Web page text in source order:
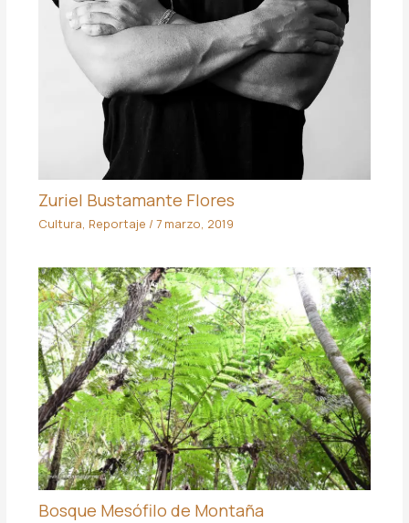
Zuriel Bustamante Flores
Cultura, Reportaje / 7 marzo, 2019
Bosque Mesófilo de Montaña